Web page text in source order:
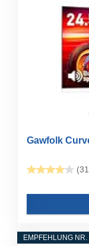
Gawfolk
EMPFEHLUNG NR.